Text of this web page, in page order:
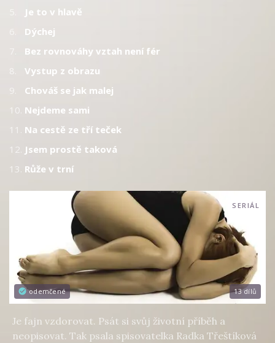
Je to v hlavě
Dýchej
Bez rovnováhy vztah není fér
Vystup z obrazu
9.
Chováš se jak malej
10. Nejdeme sami
11. Na cestě ze tří teček
12. Jsem prostě taková
13. Růže v trní
odemčené
SERIÁL
13 dílů
Je fajn vzdorovat. Psát si svůj životní příběh a
neopisovat. Tak psala spisovatelka Radka Třeštíková